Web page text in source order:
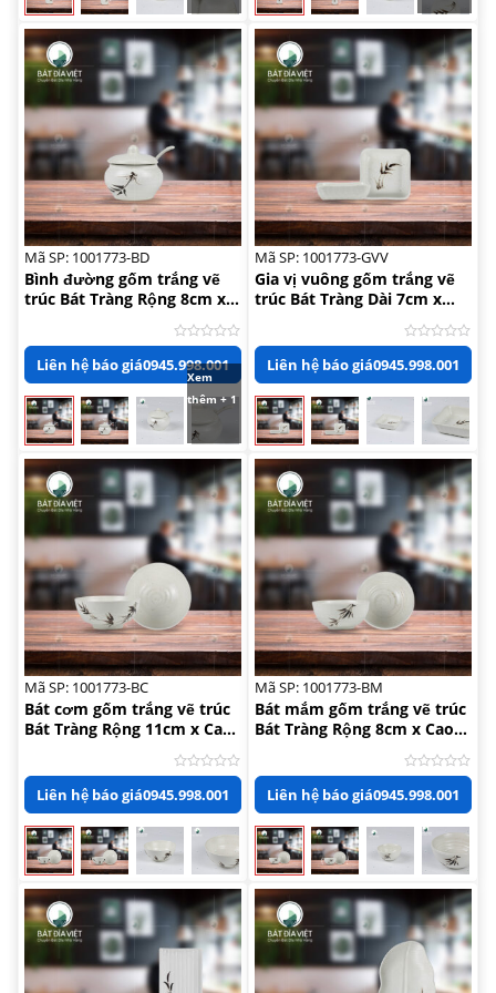
Mã SP: 1001773-BD
Bình đường gốm trắng vẽ
trúc Bát Tràng Rộng 8cm x
xếp
hạng
Liên hệ báo giá0945.998.001
Xem
thêm + 1
Mã SP: 1001773-GVV
Gia vị vuông gốm trắng vẽ
trúc Bát Tràng Dài 7cm x
xếp
Liên hệ báo giá0945.998.001
Mã SP: 1001773-BC
Bát cơm gốm trắng vẽ trúc
Bát Tràng Rộng 11cm x Cao
xếp
Liên hệ báo giá0945.998.001
Mã SP: 1001773-BM
Bát mắm gốm trắng vẽ trúc
Bát Tràng Rộng 8cm x Cao
xếp
Liên hệ báo giá0945.998.001